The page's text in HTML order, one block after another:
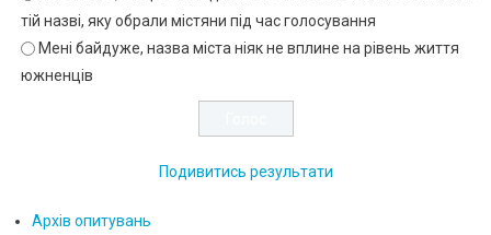
тій назві, яку обрали містяни під час голосування
Мені байдуже, назва міста ніяк не вплине на рівень життя
южненців
Подивитись результати
Архів опитувань